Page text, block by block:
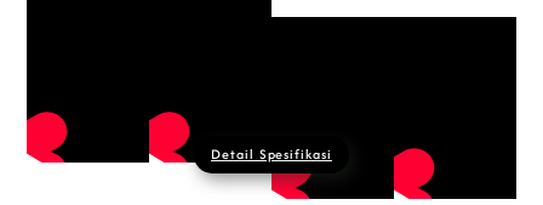
Detail Spesifikasi